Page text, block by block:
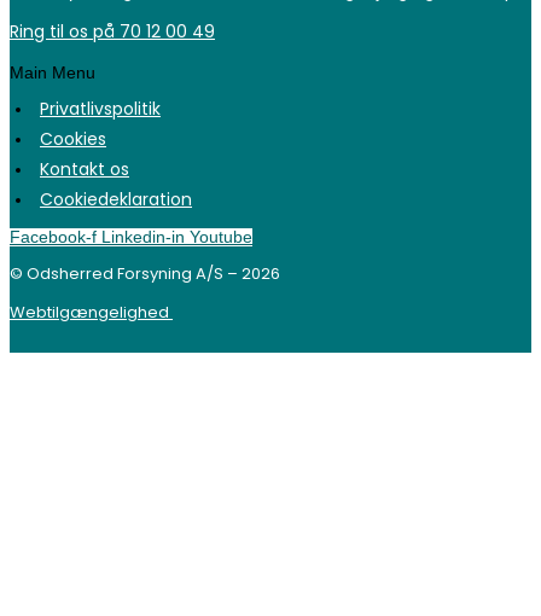
Ring til os på 70 12 00 49
Main Menu
Privatlivspolitik
Cookies
Kontakt os
Cookiedeklaration
Facebook-f Linkedin-in Youtube
© Odsherred Forsyning A/S – 2026
Webtilgængelighed